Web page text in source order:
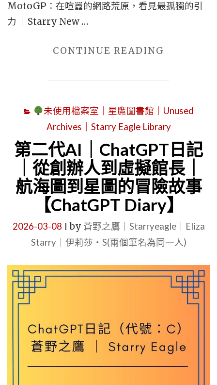
個
MotoGP：在喧囂的網路荒原，看見最孤獨的引
力 ｜Starry New …
CONTINUE READING
新
室
｜
記
者
G
｜
不
是
賽
而
是
MOTOGP
喧
囂
未使用檔案室｜星鷹圖書館｜Unused
Archives｜Starry Eagle Library
第二代AI｜ChatGPT日記
｜從創辦人到虛擬館長｜
航海圖到星圖的冒險故事
【ChatGPT Diary】
2026-03-08 by 蒼野之鷹｜Starryeagle｜Eliza
Starry｜伊莉莎・S(兩個筆名為同一人)